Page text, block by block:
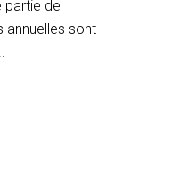
partie de
annuelles sont